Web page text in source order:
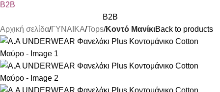
B2B
B2B
Αρχική σελίδα ΓΥΝΑΙΚΑ Tops Κοντό ΜανίκιBack to products